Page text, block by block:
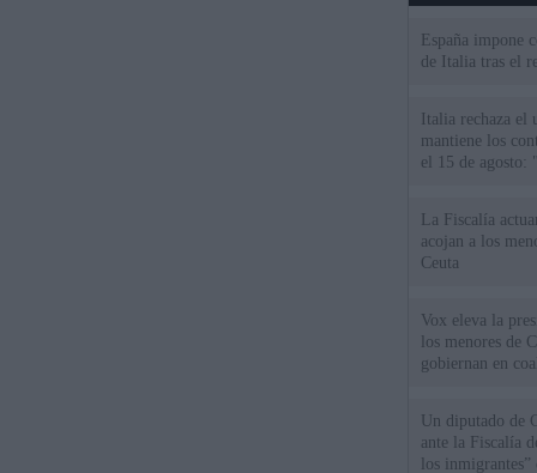
España impone
de Italia tras el
Italia rechaza
mantiene los
el 15 de agosto:
La Fiscalía
acojan a los
Ceuta
Vox eleva la
los menores de
gobiernan en
Un diputado de
ante la Fiscalía
los inmigrantes”